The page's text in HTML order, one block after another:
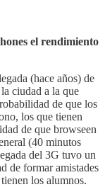
el rendimiento
(hace años) de
ciudad a la que
de que los
los que tienen
de que browseen
(40 minutos
del 3G tuvo un
de formar amistades
los alumnos.